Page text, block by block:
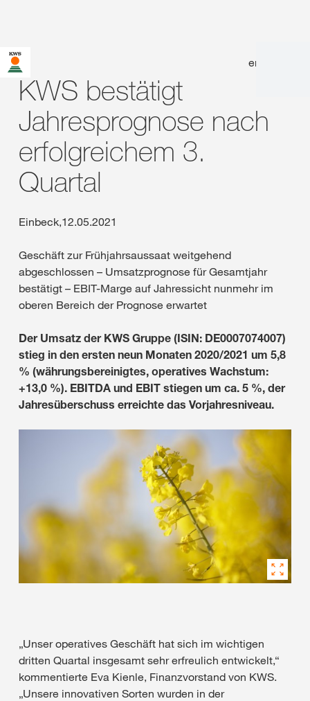
en
KWS bestätigt
Jahresprognose nach
erfolgreichem 3.
Quartal
Einbeck,12.05.2021
Geschäft zur Frühjahrsaussaat weitgehend
abgeschlossen – Umsatzprognose für Gesamtjahr
bestätigt – EBIT-Marge auf Jahressicht nunmehr im
oberen Bereich der Prognose erwartet
Der Umsatz der KWS Gruppe (ISIN: DE0007074007)
stieg in den ersten neun Monaten 2020/2021 um 5,8
% (währungsbereinigtes, operatives Wachstum:
+13,0 %). EBITDA und EBIT stiegen um ca. 5 %, der
Jahresüberschuss erreichte das Vorjahresniveau.
„Unser operatives Geschäft hat sich im wichtigen
dritten Quartal insgesamt sehr erfreulich entwickelt,“
kommentierte Eva Kienle, Finanzvorstand von KWS.
„Unsere innovativen Sorten wurden in der